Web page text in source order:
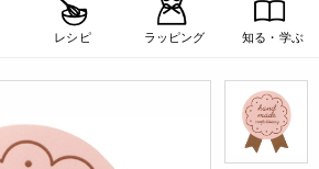
レシピ ラッピング 知る・学ぶ